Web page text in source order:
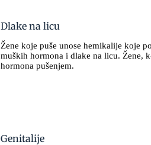
Dlake na licu
Žene koje puše unose hemikalije koje
muških hormona i dlake na licu. Žene,
hormona pušenjem.
Genitalije